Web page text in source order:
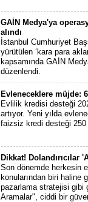
GAİN Medya'ya
alındı
İstanbul Cumhuriyet
yürütülen ‘kara para
kapsamında GAİN
düzenlendi.
Evleneceklere müjde:
Evlilik kredisi desteği
artıyor. Yeni yılda
faizsiz kredi desteği 250
Dikkat!
Son dönemde herkesin
konularından biri haline
pazarlama stratejisi gibi
Aramalar", ciddi bir